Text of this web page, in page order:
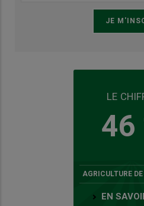
LE
46
AGRICULTURE
EN